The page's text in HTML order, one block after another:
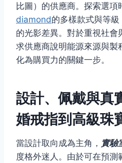
比圖）的供應商。探索選項
diamond的多樣款式與等
的光影差異。對於重視社會
求供應商說明能源來源與製
化為購買力的關鍵一步。
設計、佩戴與真
婚戒指到高級珠
當設計取向成為主角， 實驗
度格外迷人。由於可在預